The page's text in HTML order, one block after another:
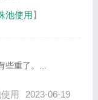
池使用】
重了。...
用
2023-06-19